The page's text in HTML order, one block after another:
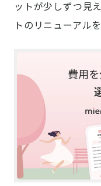
ットが少しずつ見
トのリニューアル